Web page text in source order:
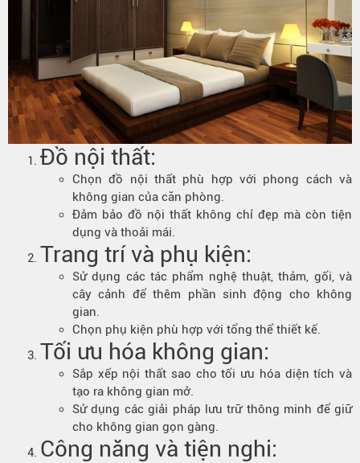
Đồ nội thất:
Chọn đồ nội thất phù hợp với phong cách và
không gian của căn phòng.
Đảm bảo đồ nội thất không chỉ đẹp mà còn tiện
dụng và thoải mái.
Trang trí và phụ kiện:
Sử dụng các tác phẩm nghệ thuật, thảm, gối, và
cây cảnh để thêm phần sinh động cho không
gian.
Chọn phụ kiện phù hợp với tổng thể thiết kế.
Tối ưu hóa không gian:
Sắp xếp nội thất sao cho tối ưu hóa diện tích và
tạo ra không gian mở.
Sử dụng các giải pháp lưu trữ thông minh để giữ
cho không gian gọn gàng.
Công năng và tiện nghi: